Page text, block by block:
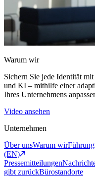
Warum wir
Sichern Sie jede Identität
und KI – mithilfe einer
Ihres Unternehmens
Video ansehen
Unternehmen
Über unsWarum wir
(EN)
Pressemitteilungen
gibt zurückBürostandorte